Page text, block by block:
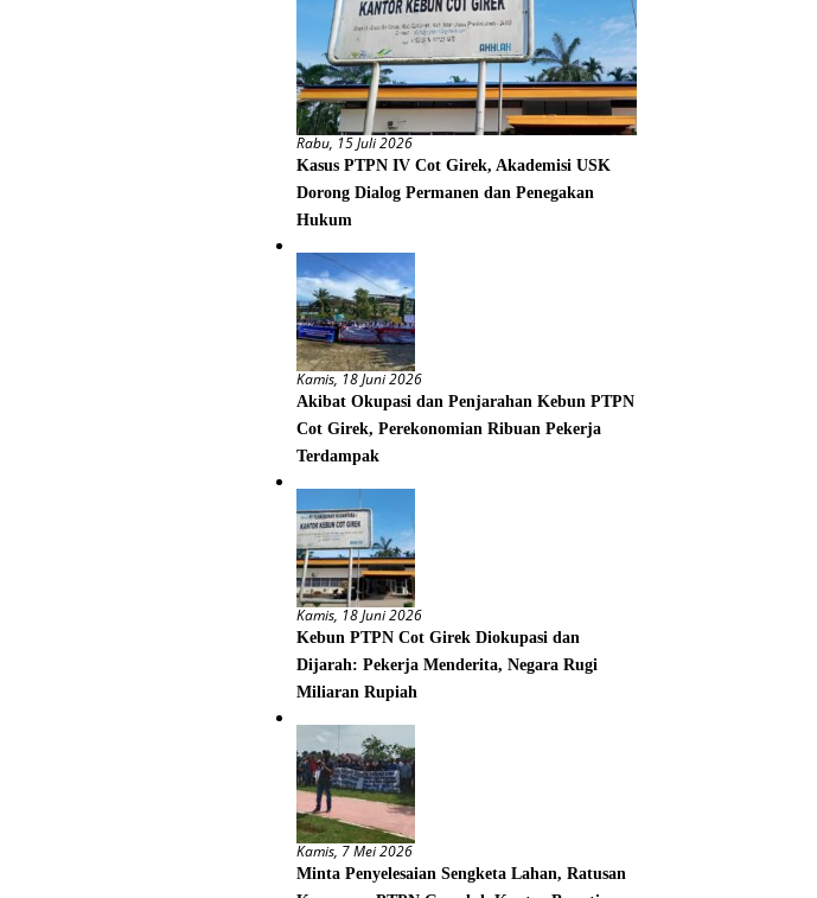
Rabu, 15 Juli 2026
Kasus PTPN IV Cot Girek, Akademisi USK
Dorong Dialog Permanen dan Penegakan
Hukum
Kamis, 18 Juni 2026
Akibat Okupasi dan Penjarahan Kebun PTPN
Cot Girek, Perekonomian Ribuan Pekerja
Terdampak
Kamis, 18 Juni 2026
Kebun PTPN Cot Girek Diokupasi dan
Dijarah: Pekerja Menderita, Negara Rugi
Miliaran Rupiah
Kamis, 7 Mei 2026
Minta Penyelesaian Sengketa Lahan, Ratusan